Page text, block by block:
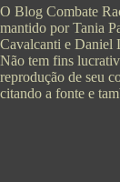
O Blog Combate
mantido por Tania
Cavalcanti e Daniel
Não tem fins
reprodução de seu
citando a fonte e